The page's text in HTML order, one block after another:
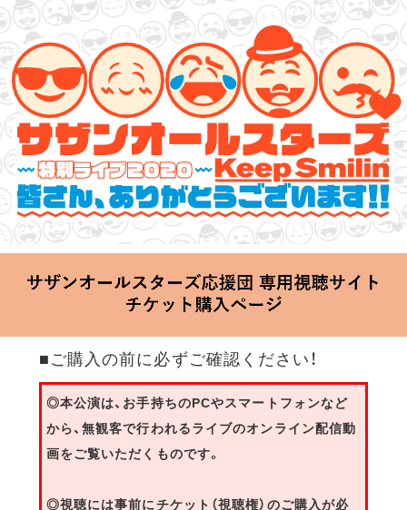
サザンオールスターズ 特別ライブ 2020
「Keep Smilin’～皆さん、ありがとうございます!!～」
2020.06.25 Thu 20:00 Start at 横浜アリーナ
■ご購入の前に必ずご確認ください！
◎本公演は、お手持ちのPCやスマートフォンなど
から、無観客で行われるライブのオンライン配信動
画をご覧いただくものです。
◎視聴には事前にチケット（視聴権）のご購入が必